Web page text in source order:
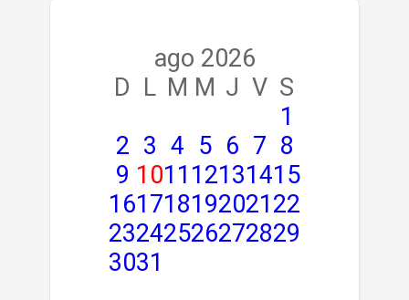
ago 2026
D L M M J V S
1
2 3 4 5 6 7 8
9 1011 12131415
16171819202122
23242526272829
3031